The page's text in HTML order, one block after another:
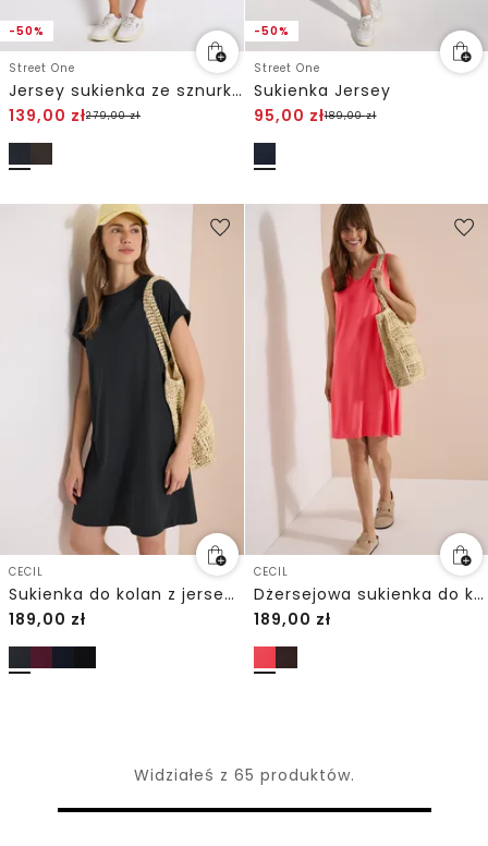
-50%
Street One
Jersey sukienka ze sznurkiem do ściągania
139,00 zł279,00zł
-50%
Street One
Sukienka Jersey
95,00 zł189,00zł
CECIL
Sukienka do kolan z jerseyu
189,00 zł
CECIL
Dżersejowa sukienka do kolan z dekoltem w szpic
189,00 zł
Widziałeś z 65 produktów.